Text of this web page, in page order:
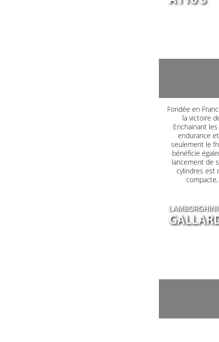
Fondée en
la victoire
Enchainant
endurance
seulement le
bénéficie
lancement de
cylindres est
LAMBORGHINI